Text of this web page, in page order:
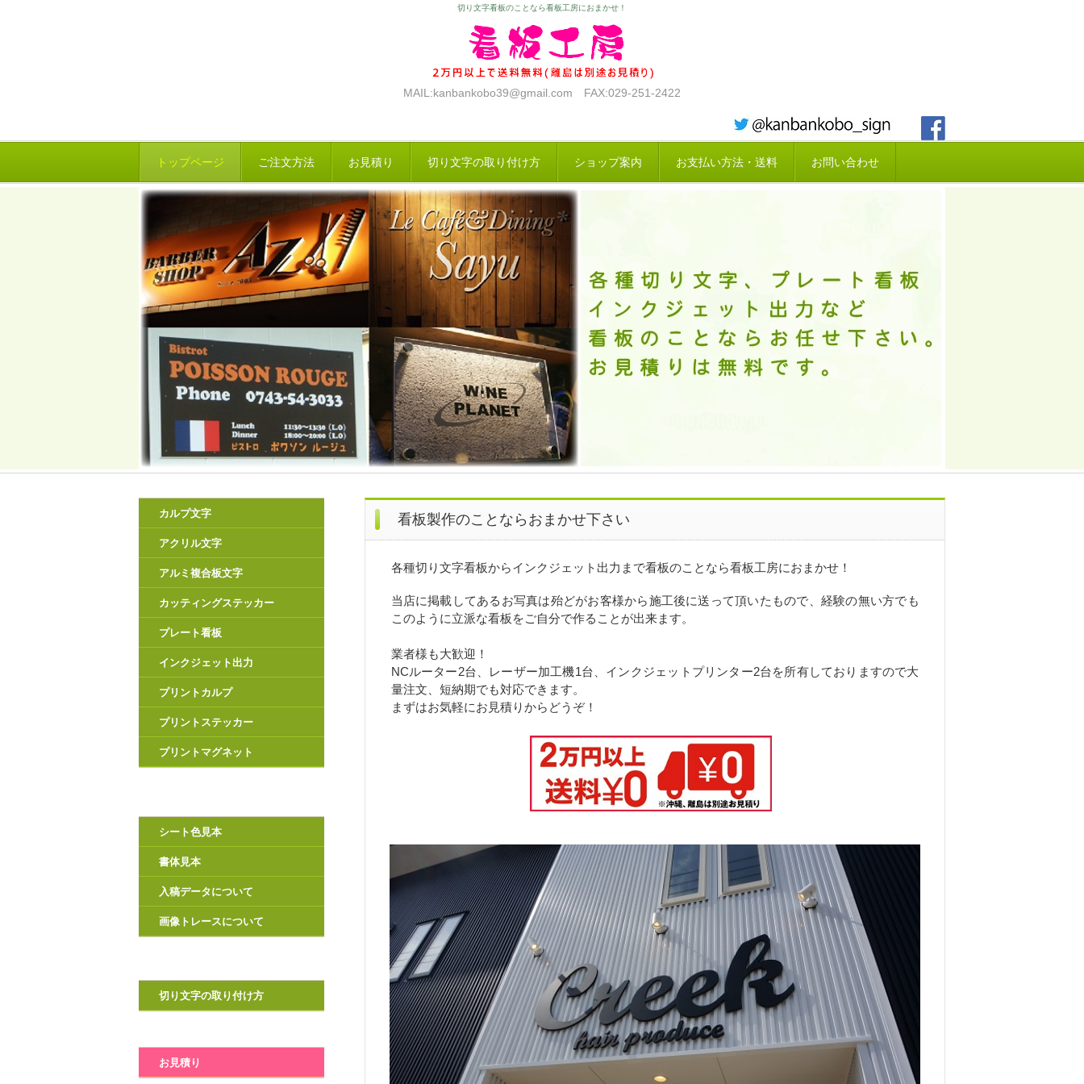
切り文字看板のことなら看板工房におまかせ！
MAIL:kanbankobo39@gmail.com FAX:029-251-2422
トップページ ご注文方法 お見積り 切り文字の取り付け方 ショップ案内 お支払い方法・送料 お問い合わせ
看板製作のことならおまかせ下さい
各種切り文字看板からインクジェット出力まで看板のことなら看板工房におまかせ！
当店に掲載してあるお写真は殆どがお客様から施工後に送って頂いたもので、経験の無い方でも
このように立派な看板をご自分で作ることが出来ます。
業者様も大歓迎！
NCルーター2台、レーザー加工機1台、インクジェットプリンター2台を所有しておりますので大
量注文、短納期でも対応できます。
まずはお気軽にお見積りからどうぞ！
カルプ文字
アクリル文字
アルミ複合板文字
カッティングステッカー
プレート看板
インクジェット出力
プリントカルプ
プリントステッカー
プリントマグネット
シート色見本
書体見本
入稿データについて
画像トレースについて
切り文字の取り付け方
お見積り